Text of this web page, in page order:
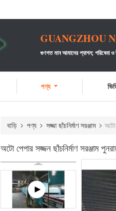
GUANGZHOU
গুণগত মান আমাদের প্যাশন; পরিষেবা
পণ্য
বাড়ি পণ্য সজ্জা ছাঁচনির্মাণ সরঞ্জাম অটো
অটো পেপার সজ্জন ছাঁচনির্মাণ সরঞ্জাম